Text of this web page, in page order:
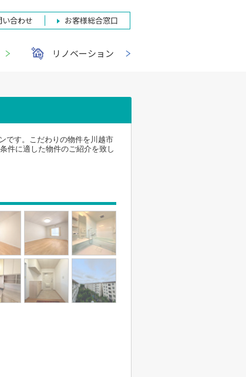
い合わせ お客様総合窓口
リノベーション
です。こだわりの物件を川越市
件に適した物件のご紹介を致し